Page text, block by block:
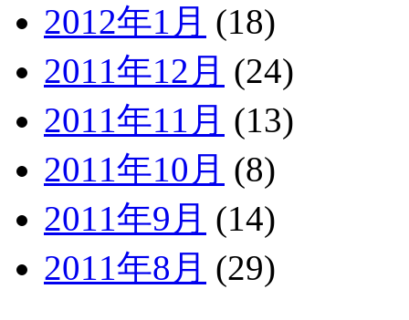
2012年1月 (18)
2011年12月 (24)
2011年11月 (13)
2011年10月 (8)
2011年9月 (14)
2011年8月 (29)